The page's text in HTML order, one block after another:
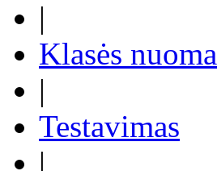
|
Klasės nuoma
|
Testavimas
|